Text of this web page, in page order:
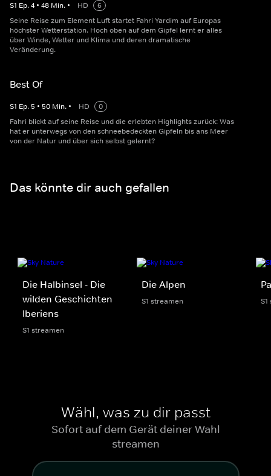
S1 Ep.4 • 48 Min. • HD
6
Seine Reise zum Element Luft startet Fahri Yardim auf Europas
höchster Wetterstation. Hoch oben auf dem Gipfel lernt er alles
über Winde, Wetter und Klima und deren dramatische
Veränderung.
Best Of
S1 Ep.5 • 50 Min. • HD
0
Fahri blickt auf seine Reise und die erlebten Highlights zurück: Was
hat er unterwegs von den schneebedeckten Gipfeln bis ans Meer
von der Natur und über sich selbst gelernt?
Das könnte dir auch gefallen
Die Halbinsel - Die
wilden Geschichten
Iberiens
S1 streamen
Die Alpen
S1 streamen
Wähl, was zu dir passt
Sofort auf dem Gerät deiner Wahl
streamen